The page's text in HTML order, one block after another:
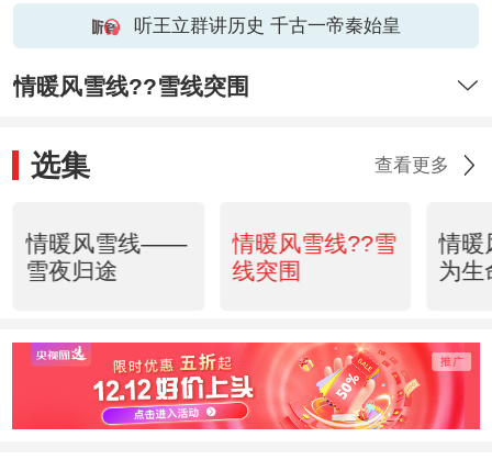
听王立群讲历史 千古一帝秦始皇
情暖风雪线??雪线突围
选集 查看更多
情暖风雪线——
雪夜归途
情暖风雪线??雪
线突围
情
为生